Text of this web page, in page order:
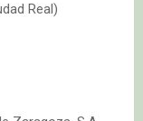
Real)